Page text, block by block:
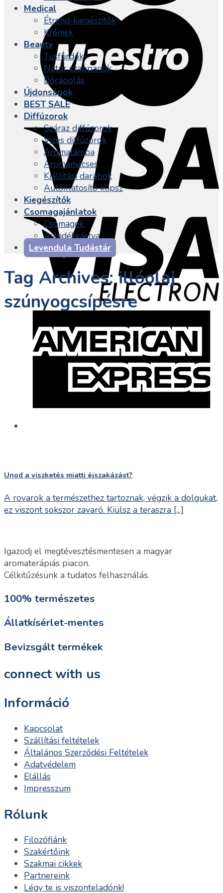
Medical
Étrend-kiegészítők
Krémek
Beauty
Tusfürdők
Natúr szappanok
Bőrápolás
Újdonságok
BEST SALE
Diffúzorok
Száraz diffúzorok
Vizes diffúzorok
Aromalámpa
Aromamécses
Kiállítási darabok
Autóillatosító klipsz
Kiegészítők
Csomagajánlatok
Csomagok
Ajándékkártya
Levendula Tudástár
Tag Archives:illóolaj
szúnyogcsípésre
Unod a viszketés miatti éjszakázást?
A rovarok a természethez tartoznak, végzik a dolgukat,
ez viszont sokszor zavaró. Kiülsz a teraszra [...]
Igazodj el megtévesztésmentesen a magyar
aromaterápiás piacon.
Célkitűzésünk a tudatos felhasználás.
100% természetes
Állatkísérlet-mentes
Bevizsgált termékek
connect with us
Információ
Kapcsolat
Szállítási feltételek
Általános Szerződési Feltételek
Adatvédelem
Elállás
Impresszum
Rólunk
Filozófiánk
Szakértőink
Szakmai cikkek
Partnereink
Légy te is viszonteladónk!